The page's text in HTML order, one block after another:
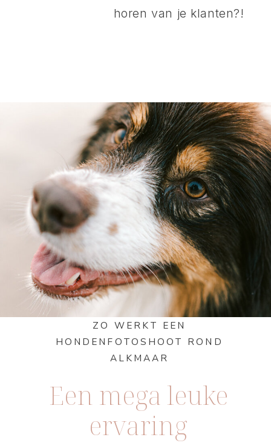
horen van je klanten?!
Een mega leuke
ervaring
ZO WERKT EEN
HONDENFOTOSHOOT ROND
ALKMAAR